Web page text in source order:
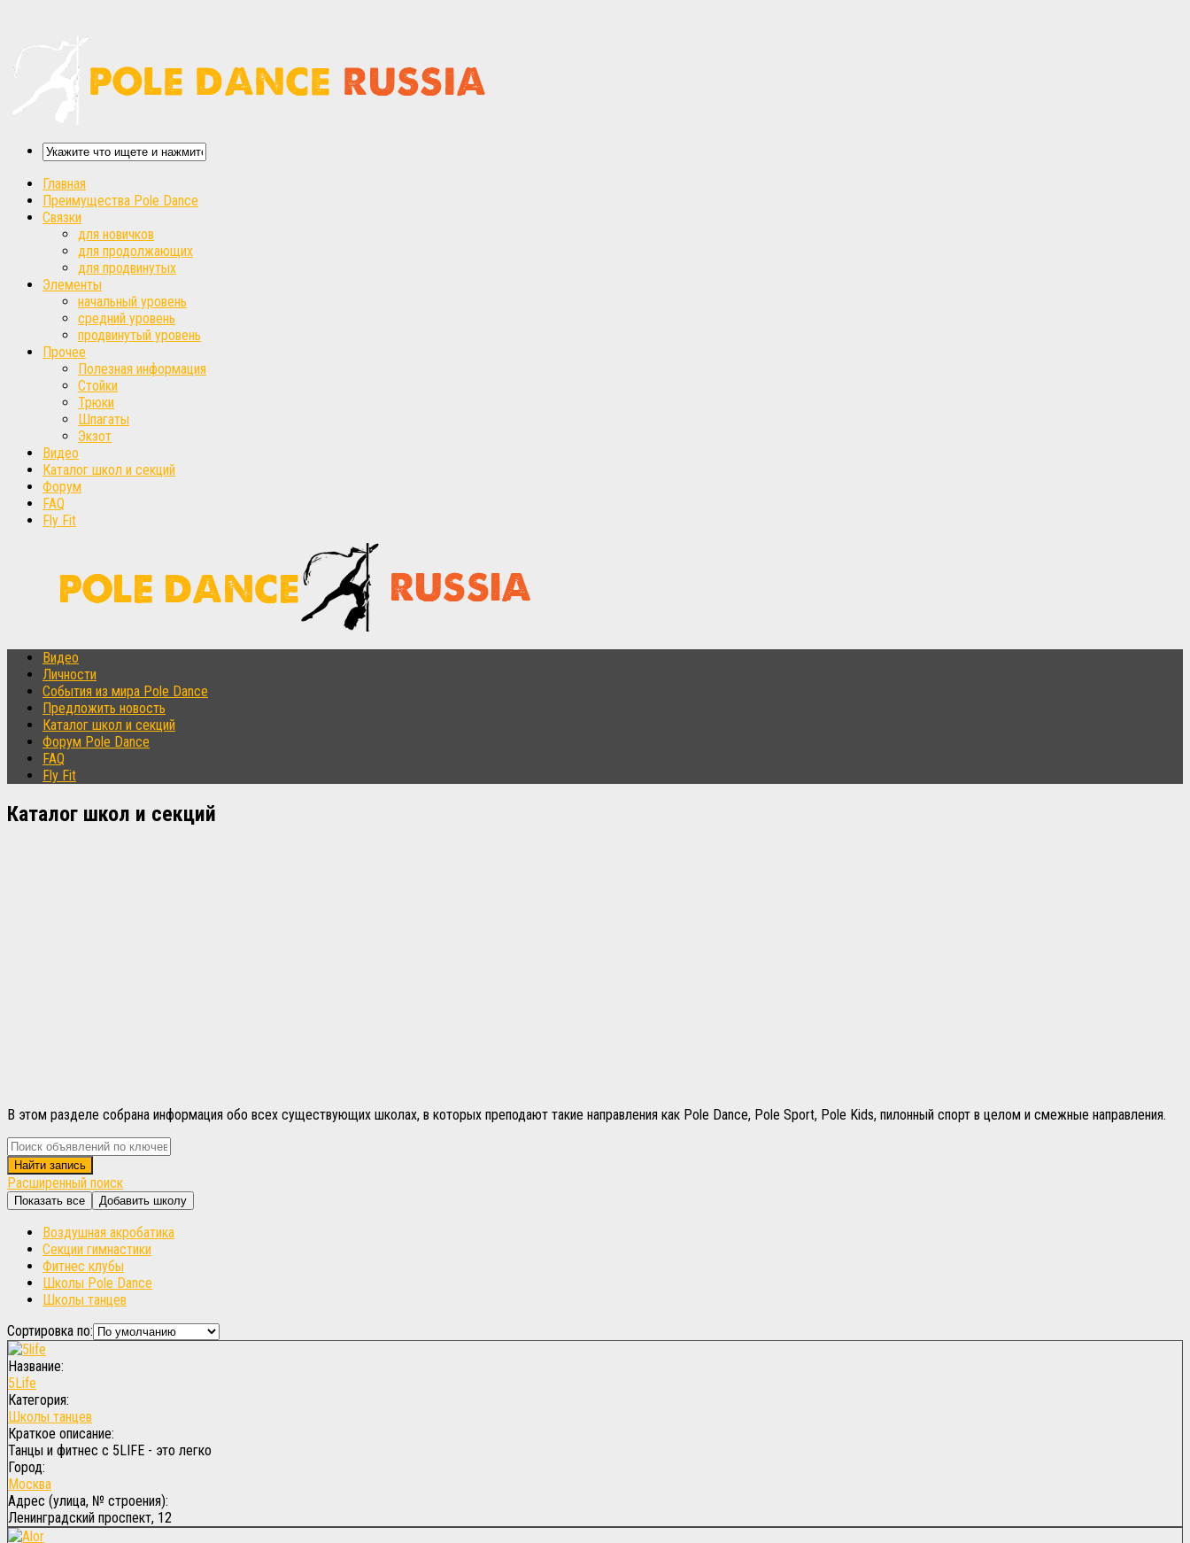
Главная
Преимущества Pole Dance
Связки
для новичков
для продолжающих
для продвинутых
Элементы
начальный уровень
средний уровень
продвинутый уровень
Прочее
Полезная информация
Стойки
Трюки
Шпагаты
Экзот
Видео
Каталог школ и секций
Форум
FAQ
Fly Fit
Видео
Личности
События из мира Pole Dance
Предложить новость
Каталог школ и секций
Форум Pole Dance
FAQ
Fly Fit
Каталог школ и секций
В этом разделе собрана информация обо всех существующих школах, в которых преподают такие направления как Pole Dance, Pole Sport, Pole Kids, пилонный спорт в целом и смежные направления.
Расширенный поиск
Воздушная акробатика
Секции гимнастики
Фитнес клубы
Школы Pole Dance
Школы танцев
Сортировка по:
Название:
5Life
Категория:
Школы танцев
Краткое описание:
Танцы и фитнес с 5LIFE - это легко
Город:
Москва
Адрес (улица, № строения):
Ленинградский проспект, 12